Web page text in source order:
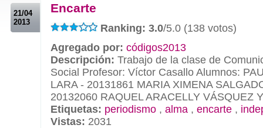
21/04
2013
Encarte
Ranking: 3.0/5.0 (138 votos)
Agregado por: códigos2013
Descripción: Trabajo de la clase de
Social Profesor: Víctor Casallo Alumnos:
LARA - 20131861 MARIA XIMENA
20132060 RAQUEL ARACELLY VÁSQUEZ
Etiquetas: periodismo , alma , encarte ,
Vistas: 2031